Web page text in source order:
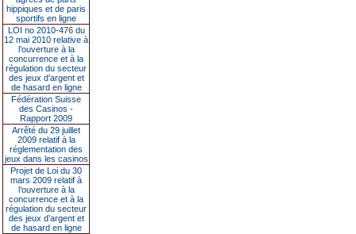
hippiques et de paris
sportifs en ligne
LOI no 2010-476 du
12 mai 2010 relative à
l’ouverture à la
concurrence et à la
régulation du secteur
des jeux d’argent et
de hasard en ligne
Fédération Suisse
des Casinos -
Rapport 2009
Arrêté du 29 juillet
2009 relatif à la
réglementation des
jeux dans les casinos
Projet de Loi du 30
mars 2009 relatif à
l’ouverture à la
concurrence et à la
régulation du secteur
des jeux d’argent et
de hasard en ligne